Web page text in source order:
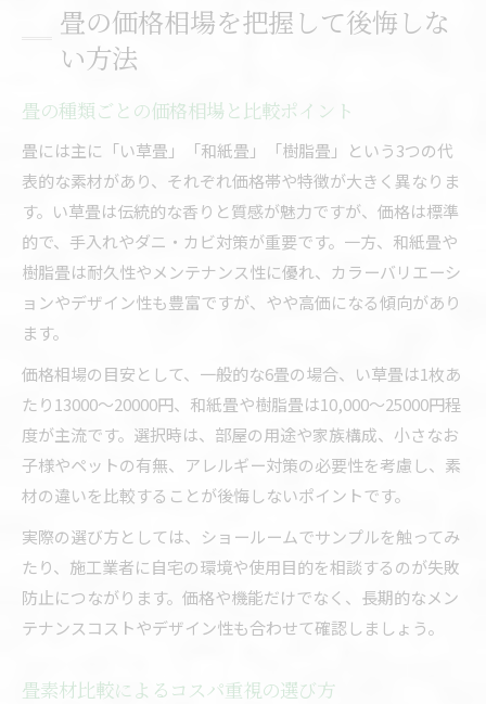
畳の価格相場を把握して後悔しな
い方法
畳の種類ごとの価格相場と比較ポイント
畳には主に「い草畳」「和紙畳」「樹脂畳」という3つの代
表的な素材があり、それぞれ価格帯や特徴が大きく異なりま
す。い草畳は伝統的な香りと質感が魅力ですが、価格は標準
的で、手入れやダニ・カビ対策が重要です。一方、和紙畳や
樹脂畳は耐久性やメンテナンス性に優れ、カラーバリエーシ
ョンやデザイン性も豊富ですが、やや高価になる傾向があり
ます。
価格相場の目安として、一般的な6畳の場合、い草畳は1枚あ
たり13000～20000円、和紙畳や樹脂畳は10,000～25000円程
度が主流です。選択時は、部屋の用途や家族構成、小さなお
子様やペットの有無、アレルギー対策の必要性を考慮し、素
材の違いを比較することが後悔しないポイントです。
実際の選び方としては、ショールームでサンプルを触ってみ
たり、施工業者に自宅の環境や使用目的を相談するのが失敗
防止につながります。価格や機能だけでなく、長期的なメン
テナンスコストやデザイン性も合わせて確認しましょう。
畳素材比較によるコスパ重視の選び方